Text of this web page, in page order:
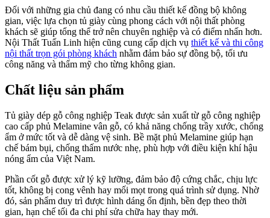
Đối với những gia chủ đang có nhu cầu thiết kế đồng bộ không
gian, việc lựa chọn tủ giày cùng phong cách với nội thất phòng
khách sẽ giúp tổng thể trở nên chuyên nghiệp và có điểm nhấn hơn.
Nội Thất Tuấn Linh hiện cũng cung cấp dịch vụ thiết kế và thi công
nội thất trọn gói phòng khách nhằm đảm bảo sự đồng bộ, tối ưu
công năng và thẩm mỹ cho từng không gian.
Chất liệu sản phẩm
Tủ giày dép gỗ công nghiệp Teak được sản xuất từ gỗ công nghiệp
cao cấp phủ Melamine vân gỗ, có khả năng chống trầy xước, chống
ẩm ở mức tốt và dễ dàng vệ sinh. Bề mặt phủ Melamine giúp hạn
chế bám bụi, chống thấm nước nhẹ, phù hợp với điều kiện khí hậu
nóng ẩm của Việt Nam.
Phần cốt gỗ được xử lý kỹ lưỡng, đảm bảo độ cứng chắc, chịu lực
tốt, không bị cong vênh hay mối mọt trong quá trình sử dụng. Nhờ
đó, sản phẩm duy trì được hình dáng ổn định, bền đẹp theo thời
gian, hạn chế tối đa chi phí sửa chữa hay thay mới.